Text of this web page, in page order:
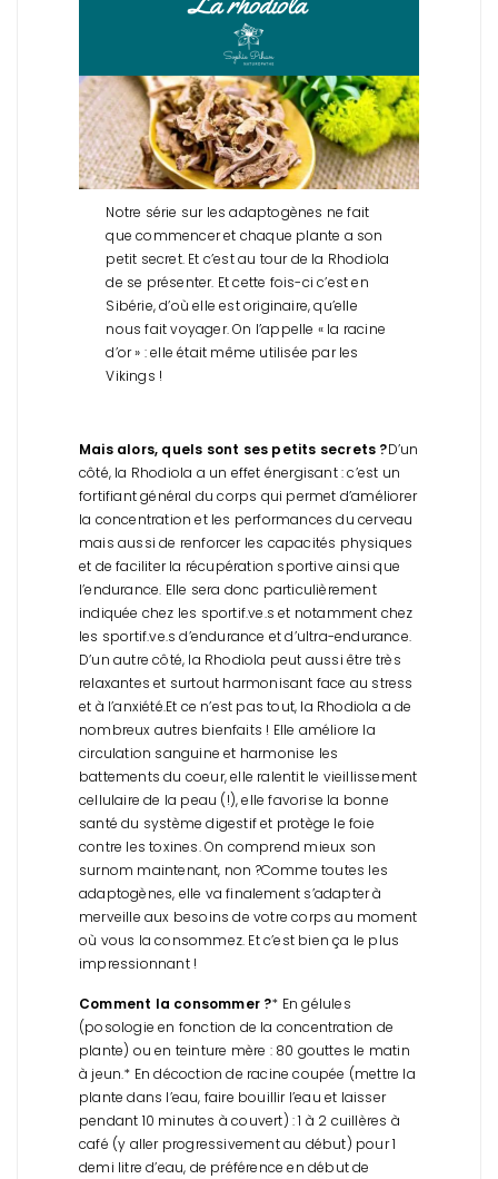
Notre série sur les adaptogènes ne fait
que commencer et chaque plante a son
petit secret. Et c’est au tour de la Rhodiola
de se présenter. Et cette fois-ci c’est en
Sibérie, d’où elle est originaire, qu’elle
nous fait voyager. On l’appelle « la racine
d’or » : elle était même utilisée par les
Vikings !
Mais alors, quels sont ses petits secrets ?D’un
côté, la Rhodiola a un effet énergisant : c’est un
fortifiant général du corps qui permet d’améliorer
la concentration et les performances du cerveau
mais aussi de renforcer les capacités physiques
et de faciliter la récupération sportive ainsi que
l’endurance. Elle sera donc particulièrement
indiquée chez les sportif.ve.s et notamment chez
les sportif.ve.s d’endurance et d’ultra-endurance.
D’un autre côté, la Rhodiola peut aussi être très
relaxantes et surtout harmonisant face au stress
et à l’anxiété.Et ce n’est pas tout, la Rhodiola a de
nombreux autres bienfaits ! Elle améliore la
circulation sanguine et harmonise les
battements du coeur, elle ralentit le vieillissement
cellulaire de la peau (!), elle favorise la bonne
santé du système digestif et protège le foie
contre les toxines. On comprend mieux son
surnom maintenant, non ?Comme toutes les
adaptogènes, elle va finalement s’adapter à
merveille aux besoins de votre corps au moment
où vous la consommez. Et c’est bien ça le plus
impressionnant !
Comment la consommer ?* En gélules
(posologie en fonction de la concentration de
plante) ou en teinture mère : 80 gouttes le matin
à jeun.* En décoction de racine coupée (mettre la
plante dans l’eau, faire bouillir l’eau et laisser
pendant 10 minutes à couvert) : 1 à 2 cuillères à
café (y aller progressivement au début) pour 1
demi litre d’eau, de préférence en début de